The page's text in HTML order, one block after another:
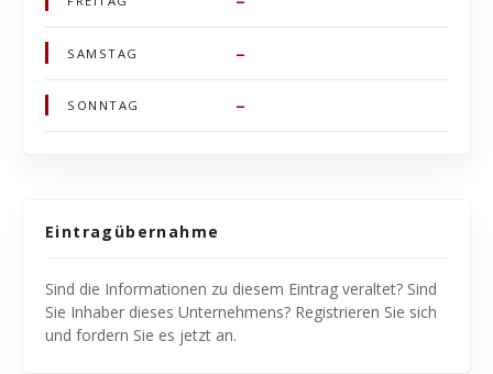
SAMSTAG –
SONNTAG –
Eintragübernahme
Sind die Informationen zu diesem Eintrag veraltet? Sind
Sie Inhaber dieses Unternehmens? Registrieren Sie sich
und fordern Sie es jetzt an.